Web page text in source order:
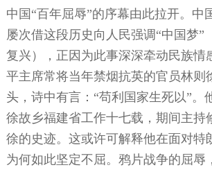
中国“百年屈辱”的序幕由此拉开。中
屡次借这段历史向人民强调“中国梦”
复兴），正因为此事深深牵动民族情
平主席常将当年禁烟抗英的官员林则
头，诗中有言：“苟利国家生死以”。
徐故乡福建省工作十七载，期间主持
徐的史迹。这或许可解释他在面对特
为何如此坚定不屈。鸦片战争的屈辱